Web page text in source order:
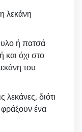
λεκάνη
ή πατσά
όχι στο
του
λεκάνες, διότι
ένα